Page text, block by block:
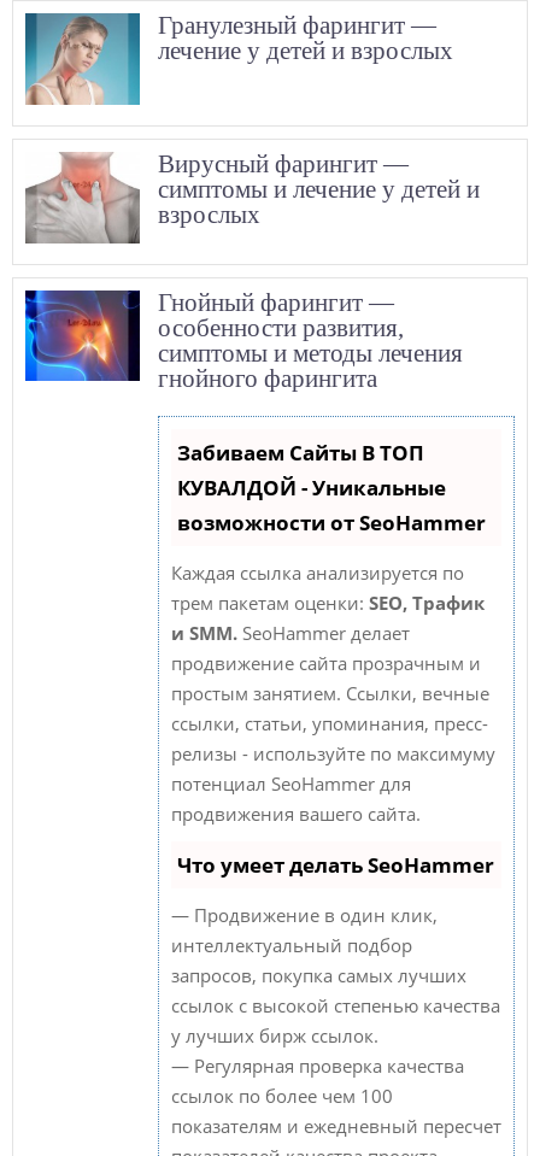
Гранулезный фарингит —
лечение у детей и взрослых
Вирусный фарингит —
симптомы и лечение у детей и
взрослых
Гнойный фарингит —
особенности развития,
симптомы и методы лечения
гнойного фарингита
Забиваем Сайты В ТОП
КУВАЛДОЙ - Уникальные
возможности от SeoHammer
Каждая ссылка анализируется по
трем пакетам оценки: SEO, Трафик
и SMM.SeoHammer делает
продвижение сайта прозрачным и
простым занятием. Ссылки, вечные
ссылки, статьи, упоминания, пресс-
релизы - используйте по максимуму
потенциал SeoHammer для
продвижения вашего сайта.
Что умеет делать SeoHammer
— Продвижение в один клик,
интеллектуальный подбор
запросов, покупка самых лучших
ссылок с высокой степенью качества
у лучших бирж ссылок.
— Регулярная проверка качества
ссылок по более чем 100
показателям и ежедневный пересчет